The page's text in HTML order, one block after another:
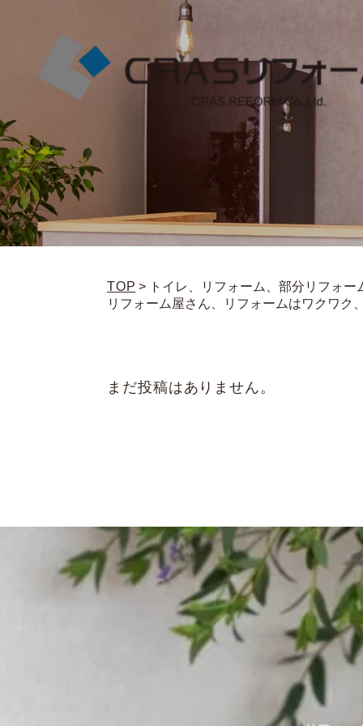
TOP > トイレ、リフォーム、部分リフォ
リフォーム屋さん、リフォームはワクワク
まだ投稿はありません。